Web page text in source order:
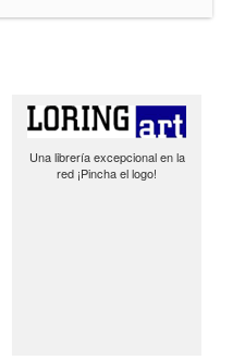
Una librería excepcional en la
red ¡Pincha el logo!